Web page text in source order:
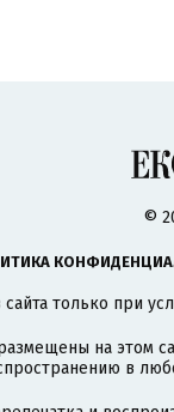
©
только при
на этом
в